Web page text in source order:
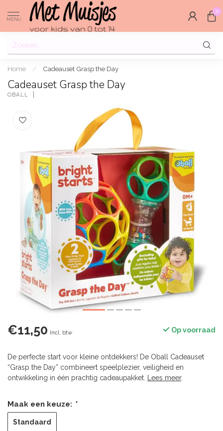
MENU
0
Home / Cadeauset Grasp the Day
Cadeauset Grasp the Day
OBALL
€11,50 Incl. btw Op voorraad
De perfecte start voor kleine ontdekkers! De Oball Cadeauset
“Grasp the Day” combineert speelplezier, veiligheid en
ontwikkeling in één prachtig cadeaupakket.
Lees meer.
Maak een keuze: *
Standaard